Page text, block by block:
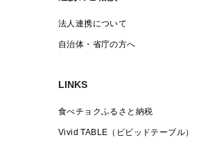
法人連携について
自治体・省庁の方へ
LINKS
食べチョクふるさと納税
Vivid TABLE（ビビッドテーブル）